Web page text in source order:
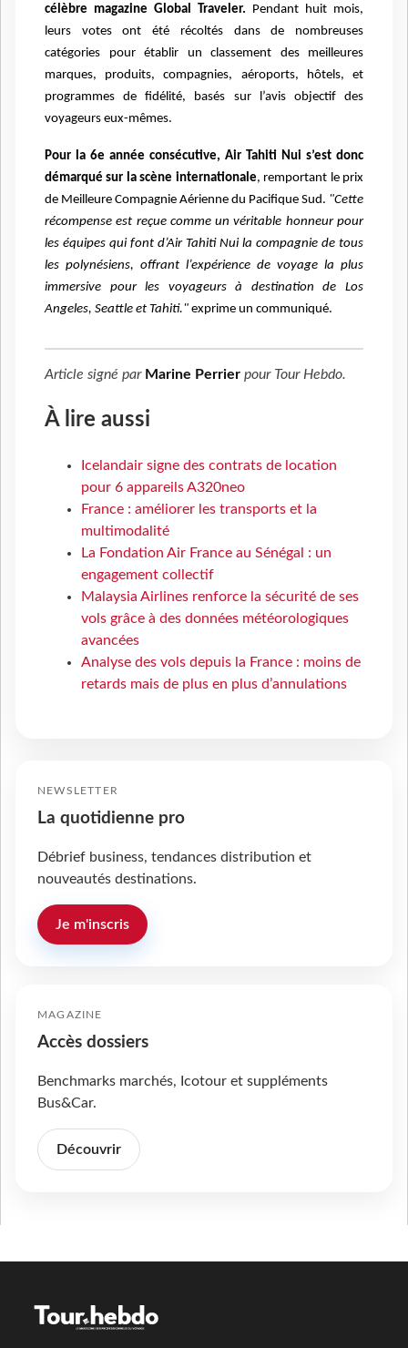
célèbre magazine Global Traveler. Pendant huit mois,
leurs votes ont été récoltés dans de nombreuses
catégories pour établir un classement des meilleures
marques, produits, compagnies, aéroports, hôtels, et
programmes de fidélité, basés sur l’avis objectif des
voyageurs eux-mêmes.
Pour la 6e année consécutive, Air Tahiti Nui s’est donc
démarqué sur la scène internationale, remportant le prix
de Meilleure Compagnie Aérienne du Pacifique Sud. "Cette
récompense est reçue comme un véritable honneur pour
les équipes qui font d’Air Tahiti Nui la compagnie de tous
les polynésiens, offrant l’expérience de voyage la plus
immersive pour les voyageurs à destination de Los
Angeles, Seattle et Tahiti." exprime un communiqué.
Article signé par Marine Perrier pour Tour Hebdo.
À lire aussi
Icelandair signe des contrats de location
pour 6 appareils A320neo
France : améliorer les transports et la
multimodalité
La Fondation Air France au Sénégal : un
engagement collectif
Malaysia Airlines renforce la sécurité de ses
vols grâce à des données météorologiques
avancées
Analyse des vols depuis la France : moins de
retards mais de plus en plus d’annulations
NEWSLETTER
La quotidienne pro
Débrief business, tendances distribution et
nouveautés destinations.
Je m'inscris
MAGAZINE
Accès dossiers
Benchmarks marchés, Icotour et suppléments
Bus&Car.
Découvrir